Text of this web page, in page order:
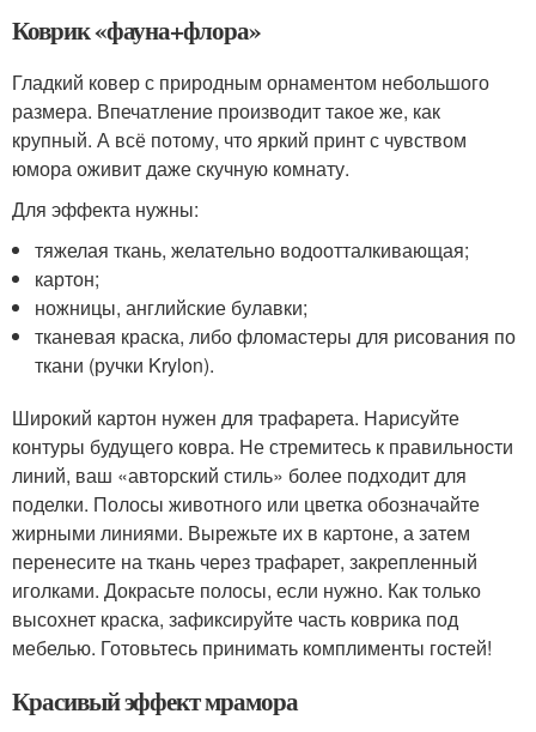
Коврик «фауна+флора»
Гладкий ковер с природным орнаментом небольшого
размера. Впечатление производит такое же, как
крупный. А всё потому, что яркий принт с чувством
юмора оживит даже скучную комнату.
Для эффекта нужны:
тяжелая ткань, желательно водоотталкивающая;
картон;
ножницы, английские булавки;
тканевая краска, либо фломастеры для рисования по
ткани (ручки Krylon).
Широкий картон нужен для трафарета. Нарисуйте
контуры будущего ковра. Не стремитесь к правильности
линий, ваш «авторский стиль» более подходит для
поделки. Полосы животного или цветка обозначайте
жирными линиями. Вырежьте их в картоне, а затем
перенесите на ткань через трафарет, закрепленный
иголками. Докрасьте полосы, если нужно. Как только
высохнет краска, зафиксируйте часть коврика под
мебелью. Готовьтесь принимать комплименты гостей!
Красивый эффект мрамора